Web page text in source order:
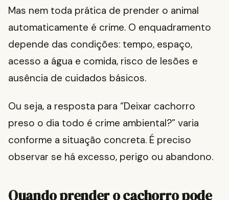
Mas nem toda prática de prender o animal
automaticamente é crime. O enquadramento
depende das condições: tempo, espaço,
acesso a água e comida, risco de lesões e
ausência de cuidados básicos.
Ou seja, a resposta para “Deixar cachorro
preso o dia todo é crime ambiental?” varia
conforme a situação concreta. É preciso
observar se há excesso, perigo ou abandono.
Quando prender o cachorro pode